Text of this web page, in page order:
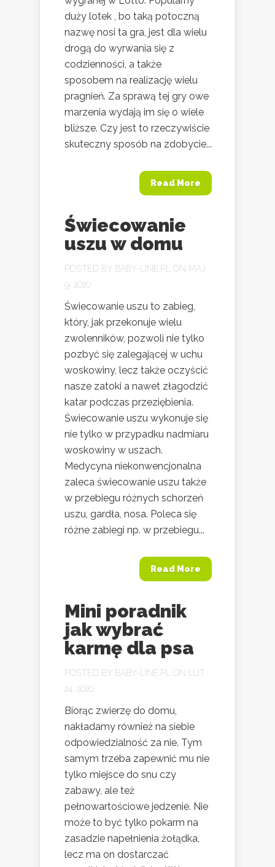
duży lotek , bo taką potoczną
nazwę nosi ta gra, jest dla wielu
drogą do wyrwania się z
codzienności, a także
sposobem na realizację wielu
pragnień. Za sprawą tej gry owe
marzenia wydają im się o wiele
bliższe. Czy jest to rzeczywiście
skuteczny sposób na zdobycie...
Read More
Świecowanie
uszu w domu
POSTED BY BABY-LINE.PL ON MAJ
9, 2020
Świecowanie uszu to zabieg,
który, jak przekonuje wielu
zwolenników, pozwoli nie tylko
pozbyć się zalegającej w uchu
woskowiny, lecz także oczyścić
nasze zatoki a nawet złagodzić
katar podczas przeziębienia.
Świecowanie uszu wykonuje się
nie tylko w przypadku nadmiaru
woskowiny w uszach.
Medycyna niekonwencjonalna
zaleca świecowanie uszu także
w przebiegu różnych schorzeń
uszu, gardła, nosa. Poleca się
różne zabiegi np. w przebiegu...
Read More
Mini poradnik
jak wybrać
karmę dla psa
POSTED BY BABY-LINE.PL ON LUT
24, 2020
Biorąc zwierzę do domu,
nakładamy również na siebie
odpowiedzialność za nie. Tym
samym trzeba zapewnić mu nie
tylko miejsce do snu czy
zabawy, ale też
pełnowartościowe jedzenie. Nie
może to być tylko pokarm na
zasadzie napełnienia żołądka,
lecz ma on dostarczać